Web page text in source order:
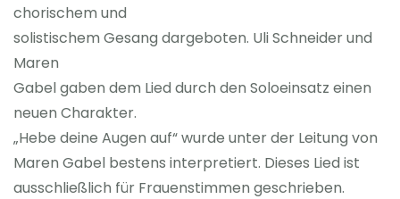
chorischem und
solistischem Gesang dargeboten. Uli Schneider und
Maren
Gabel gaben dem Lied durch den Soloeinsatz einen
neuen Charakter.
„Hebe deine Augen auf“ wurde unter der Leitung von
Maren Gabel bestens interpretiert. Dieses Lied ist
ausschließlich für Frauenstimmen geschrieben.